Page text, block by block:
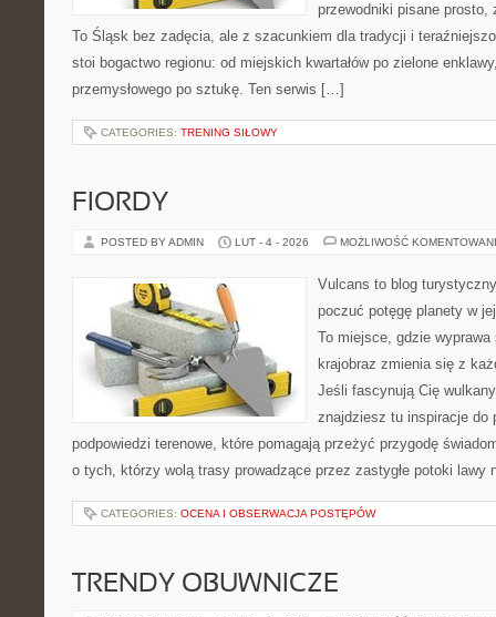
przewodniki pisane
To Śląsk bez zadęcia, ale z szacunkiem dla tradycji i
stoi bogactwo regionu: od miejskich kwartałów po zielone
przemysłowego po sztukę. Ten serwis […]
CATEGORIES: TRENING SIŁOWY
FIORDY
POSTED BY ADMIN LUT - 4 - 2026 MOŻLIWOŚĆ
Vulcans to blog
poczuć potęgę planety w
To miejsce, gdzie
krajobraz zmienia się z
Jeśli fascynują Cię
znajdziesz tu inspiracje do
podpowiedzi terenowe, które pomagają przeżyć przygodę
o tych, którzy wolą trasy prowadzące przez zastygłe potoki
CATEGORIES: OCENA I OBSERWACJA POSTĘPÓW
TRENDY OBUWNICZE